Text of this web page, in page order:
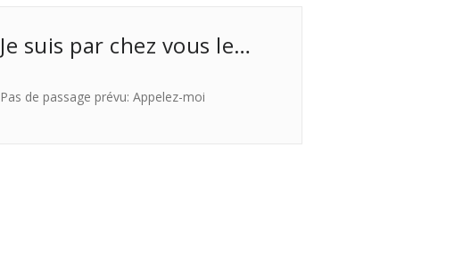
Je suis par chez vous le…
Pas de passage prévu: Appelez-moi